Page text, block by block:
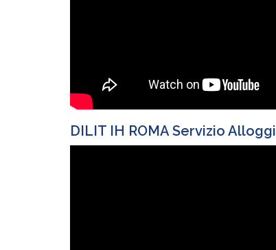
DILIT IH ROMA Servizio Alloggi